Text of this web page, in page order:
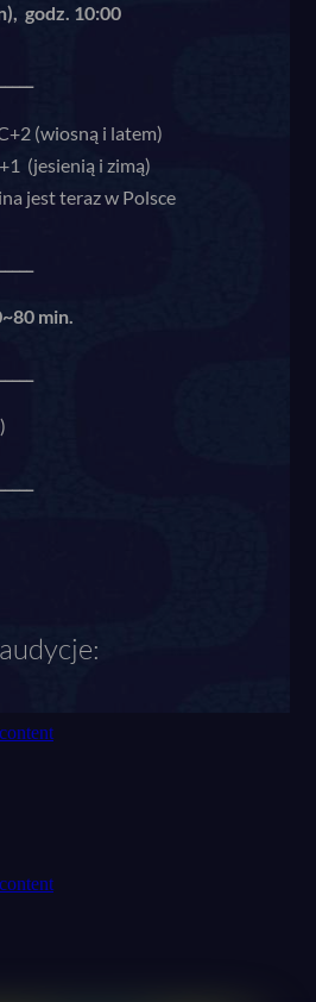
godz. 10:00
(wiosną i latem)
(jesienią i zimą)
jest teraz w Polsce
min.